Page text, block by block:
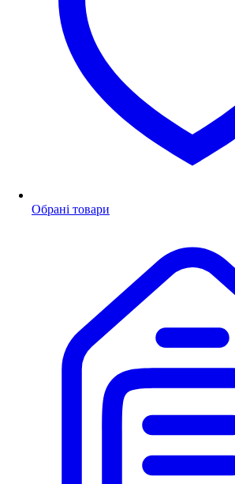
Обрані товари